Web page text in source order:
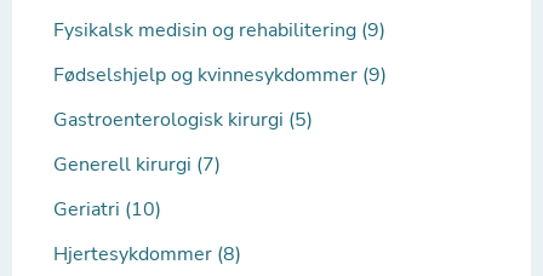
Fysikalsk medisin og rehabilitering (9)
Fødselshjelp og kvinnesykdommer (9)
Gastroenterologisk kirurgi (5)
Generell kirurgi (7)
Geriatri (10)
Hjertesykdommer (8)